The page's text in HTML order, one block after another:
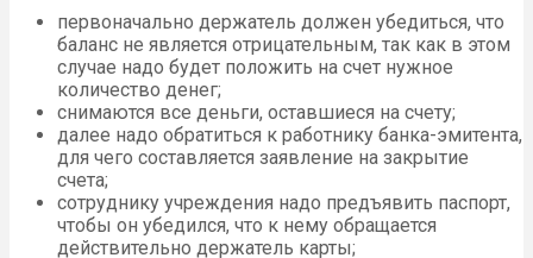
первоначально держатель должен убедиться, что
баланс не является отрицательным, так как в этом
случае надо будет положить на счет нужное
количество денег;
снимаются все деньги, оставшиеся на счету;
далее надо обратиться к работнику банка-эмитента,
для чего составляется заявление на закрытие
счета;
сотруднику учреждения надо предъявить паспорт,
чтобы он убедился, что к нему обращается
действительно держатель карты;